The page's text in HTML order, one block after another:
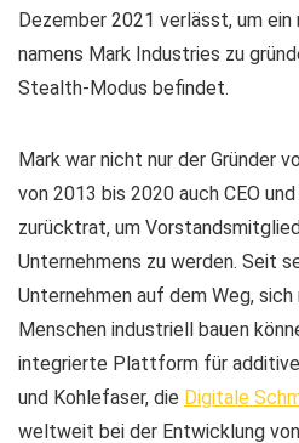
Dezember 2021 verlässt, um ein
namens Mark Industries zu
Stealth-Modus befindet.
Mark war nicht nur der Gründer
von 2013 bis 2020 auch CEO
zurücktrat, um
Unternehmens zu werden. Seit
Unternehmen auf dem Weg,
Menschen industriell bauen
integrierte Plattform für
und Kohlefaser, die Digitale
weltweit bei der Entwicklung